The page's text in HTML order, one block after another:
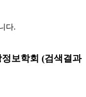
다.
보학회 (검색결과